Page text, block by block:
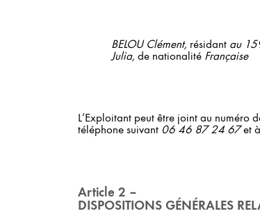
BELOU Clément, résidant au
Julia, de nationalité Française
L’Exploitant peut être joint au numéro
téléphone suivant 06 46 87 24 67et
Article 2 –
DISPOSITIONS GÉNÉRALES